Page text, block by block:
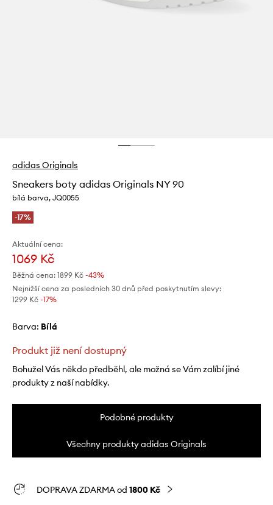
adidas Originals
Sneakers boty adidas Originals NY 90
bílá barva, JQ0055
-17%
Aktuální cena:
1069 Kč
Běžná cena: 1899 Kč -43%
Nejnižší cena za posledních 30 dnů před poskytnutím slevy:
1299 Kč -17%
Barva: bílá
Produkt již není dostupný
Bohužel Vás někdo předběhl, ale možná se Vám zalíbí jiné
produkty z naší nabídky.
Podobné produkty
Všechny produkty adidas Originals
DOPRAVA ZDARMA od 1800 Kč